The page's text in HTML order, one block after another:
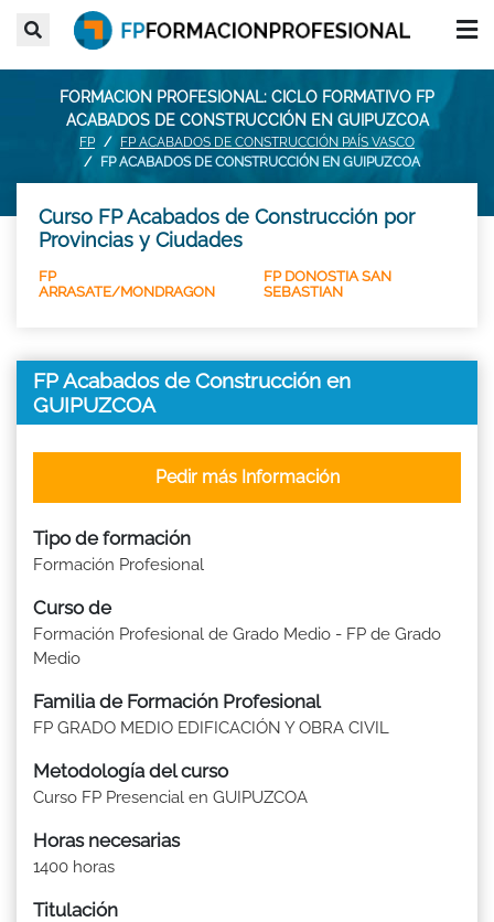
FORMACION PROFESIONAL: CICLO FORMATIVO FP
ACABADOS DE CONSTRUCCIÓN EN GUIPUZCOA
FP
FP ACABADOS DE CONSTRUCCIÓN PAÍS VASCO
FP ACABADOS DE CONSTRUCCIÓN EN GUIPUZCOA
Curso FP Acabados de Construcción por
Provincias y Ciudades
FP
ARRASATE/MONDRAGON
FP DONOSTIA SAN
SEBASTIAN
FP Acabados de Construcción en
GUIPUZCOA
Tipo de formación
Formación Profesional
Curso de
Formación Profesional de Grado Medio - FP de Grado
Medio
Familia de Formación Profesional
FP GRADO MEDIO EDIFICACIÓN Y OBRA CIVIL
Metodología del curso
Curso FP Presencial en GUIPUZCOA
Horas necesarias
1400 horas
Titulación
Pedir más Información